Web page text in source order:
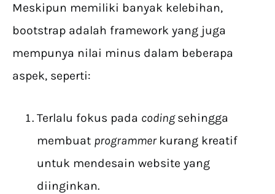
Meskipun memiliki banyak kelebihan,
bootstrap adalah framework yang juga
mempunya nilai minus dalam beberapa
aspek, seperti:
Terlalu fokus pada codingsehingga
membuat programmer kurang kreatif
untuk mendesain website yang
diinginkan.